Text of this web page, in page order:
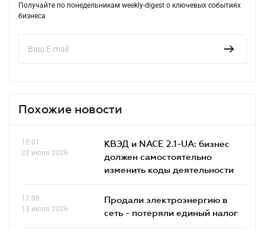
Получайте по понедельникам weekly-digest о ключевых событиях
бизнеса
Похожие новости
10.01
22 июля 2026
КВЭД и NACE 2.1-UA: бизнес
должен самостоятельно
изменить коды деятельности
17.09
13 июля 2026
Продали электроэнергию в
сеть - потеряли единый налог